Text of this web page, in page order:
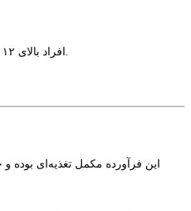
این فرآورده مکمل تغذیه‌ای